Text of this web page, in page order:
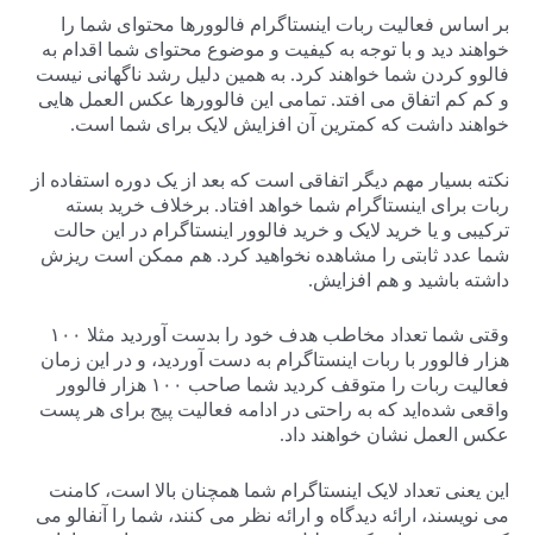
بر اساس فعالیت ربات اینستاگرام فالوورها محتوای شما را
خواهند دید و با توجه به کیفیت و موضوع محتوای شما اقدام به
فالوو کردن شما خواهند کرد. به همین دلیل رشد ناگهانی نیست
و کم کم اتفاق می افتد. تمامی این فالوورها عکس العمل هایی
خواهند داشت که کمترین آن افزایش لایک برای شما است.
نکته بسیار مهم دیگر اتفاقی است که بعد از یک دوره استفاده از
ربات برای اینستاگرام شما خواهد افتاد. برخلاف خرید بسته
ترکیبی و یا خرید لایک و خرید فالوور اینستاگرام در این حالت
شما عدد ثابتی را مشاهده نخواهید کرد. هم ممکن است ریزش
داشته باشید و هم افزایش.
وقتی شما تعداد مخاطب هدف خود را بدست آوردید مثلا ۱۰۰
هزار فالوور با ربات اینستاگرام به دست آوردید، و در این زمان
فعالیت ربات را متوقف کردید شما صاحب ۱۰۰ هزار فالوور
واقعی شده‌اید که به راحتی در ادامه فعالیت پیج برای هر پست
عکس العمل نشان خواهند داد.
این یعنی تعداد لایک اینستاگرام شما همچنان بالا است، کامنت
می نویسند، ارائه دیدگاه و ارائه نظر می کنند، شما را آنفالو می